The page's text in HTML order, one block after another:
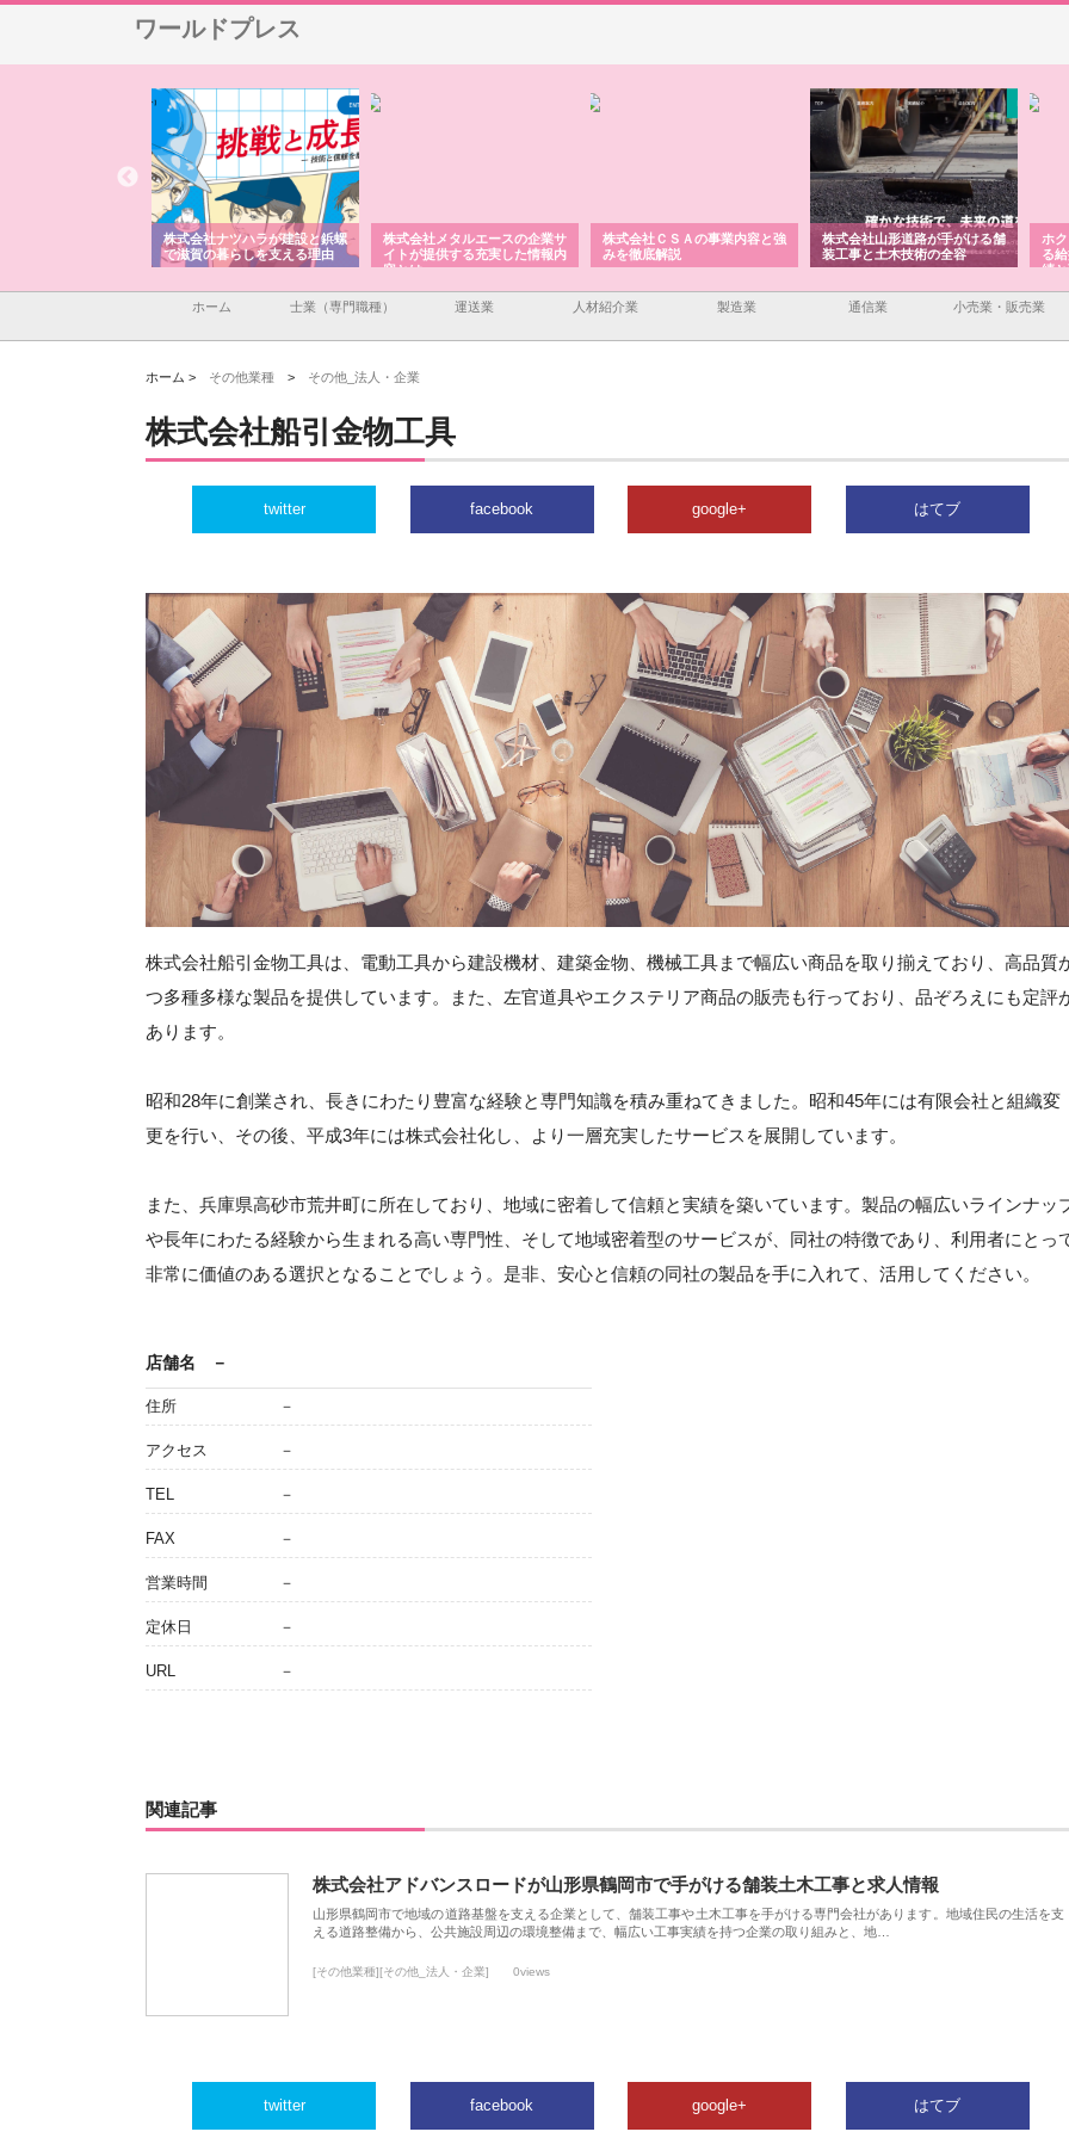
ワールドプレス
株式会社ナツハラが建設と鋲螺
で滋賀の暮らしを支える理由
株式会社メタルエースの企業サ
イトが提供する充実した情報内
容とは
株式会社ＣＳＡの事業内容と強
みを徹底解説
株式会社山形道路が手がける舗
装工事と土木技術の全容
ホ
る
績
ホーム 士業（専門職種） 運送業 人材紹介業 製造業 通信業 小売業・販売業
ホーム > その他業種 > その他_法人・企業
株式会社船引金物工具
twitter facebook google+ はてブ
株式会社船引金物工具は、電動工具から建設機材、建築金物、機械工具まで幅広い商品を取り揃えており、高品質
つ多種多様な製品を提供しています。また、左官道具やエクステリア商品の販売も行っており、品ぞろえにも定評
あります。
昭和28年に創業され、長きにわたり豊富な経験と専門知識を積み重ねてきました。昭和45年には有限会社と組織変
更を行い、その後、平成3年には株式会社化し、より一層充実したサービスを展開しています。
また、兵庫県高砂市荒井町に所在しており、地域に密着して信頼と実績を築いています。製品の幅広いラインナッ
や長年にわたる経験から生まれる高い専門性、そして地域密着型のサービスが、同社の特徴であり、利用者にとっ
非常に価値のある選択となることでしょう。是非、安心と信頼の同社の製品を手に入れて、活用してください。
店舗名 －
住所 －
アクセス －
TEL －
FAX －
営業時間 －
定休日 －
URL －
関連記事
株式会社アドバンスロードが山形県鶴岡市で手がける舗装土木工事と求人情報
山形県鶴岡市で地域の道路基盤を支える企業として、舗装工事や土木工事を手がける専門会社があります。地域住民の生活を支
える道路整備から、公共施設周辺の環境整備まで、幅広い工事実績を持つ企業の取り組みと、地…
[その他業種][その他_法人・企業] 0views
twitter facebook google+ はてブ